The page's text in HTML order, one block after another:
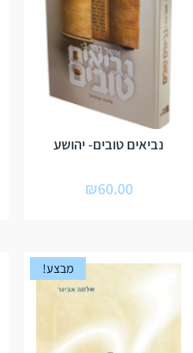
נביאים טובים- יהושע
₪60.00
מבצע!